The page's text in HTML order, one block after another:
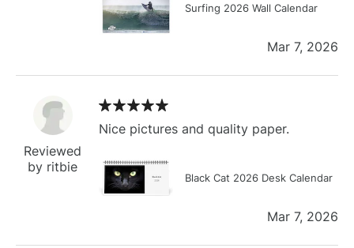
Surfing 2026 Wall Calendar
Mar 7, 2026
Reviewed
by ritbie
Nice pictures and quality paper.
Black Cat 2026 Desk Calendar
Mar 7, 2026